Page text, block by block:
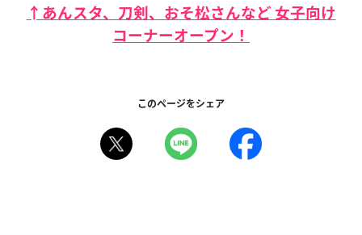
↑あんスタ、刀剣、おそ松さんなど 女子向け
コーナーオープン！
このページをシェア